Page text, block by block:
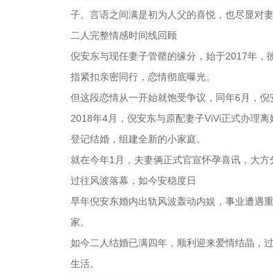
子。言语之间满是初为人父的喜悦，也尽显对
二人完整情感时间线回顾
倪安东与现任妻子管罄的缘分，始于2017年，
指紧扣亲密同行，恋情彻底曝光。
但这段恋情从一开始就饱受争议，同年6月，
2018年4月，倪安东与原配妻子ViVi正式办理
登记结婚，组建全新的小家庭。
就在今年1月，夫妻俩正式官宣怀孕喜讯，大
过往风波落幕，如今安稳度日
早年倪安东婚内出轨风波轰动内娱，事业遭遇
家。
如今二人结婚已满四年，顺利迎来爱情结晶，
生活。